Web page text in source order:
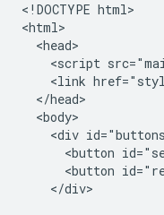
<!DOCTYPE html>
<html>
  <head>
<script
<link
  </head>
  <body>
<div
<button
<button
    </div>